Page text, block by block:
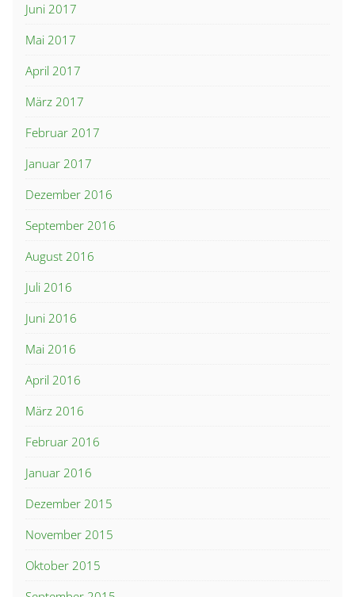
Juni 2017
Mai 2017
April 2017
März 2017
Februar 2017
Januar 2017
Dezember 2016
September 2016
August 2016
Juli 2016
Juni 2016
Mai 2016
April 2016
März 2016
Februar 2016
Januar 2016
Dezember 2015
November 2015
Oktober 2015